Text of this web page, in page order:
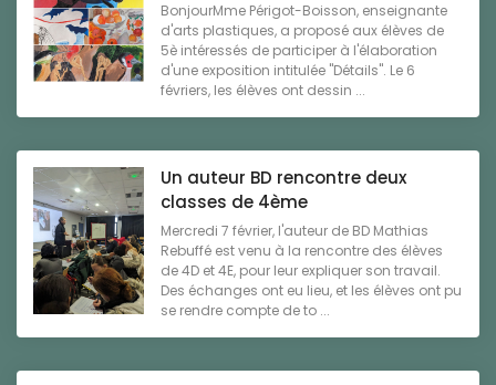
BonjourMme Périgot-Boisson, enseignante
d'arts plastiques, a proposé aux élèves de
5è intéressés de participer à l'élaboration
d'une exposition intitulée "Détails". Le 6
févriers, les élèves ont dessin ...
Un auteur BD rencontre deux
classes de 4ème
Mercredi 7 février, l'auteur de BD Mathias
Rebuffé est venu à la rencontre des élèves
de 4D et 4E, pour leur expliquer son travail.
Des échanges ont eu lieu, et les élèves ont pu
se rendre compte de to ...